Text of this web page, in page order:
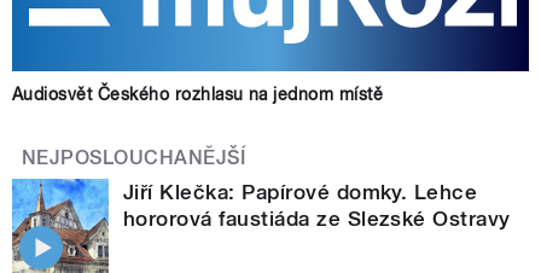
Audiosvět Českého rozhlasu na jednom místě
NEJPOSLOUCHANĚJŠÍ
Jiří Klečka: Papírové domky. Lehce
hororová faustiáda ze Slezské Ostravy